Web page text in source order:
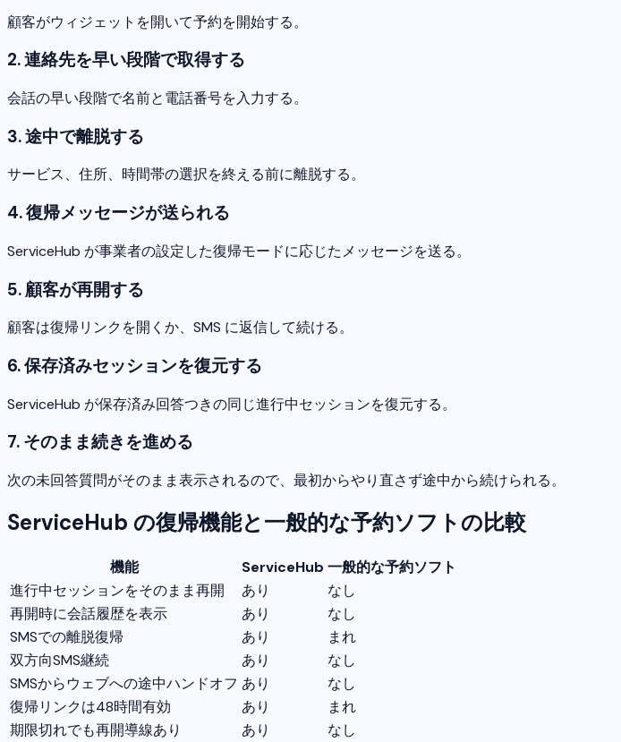
顧客がウィジェットを開いて予約を開始する。
2. 連絡先を早い段階で取得する
会話の早い段階で名前と電話番号を入力する。
3. 途中で離脱する
サービス、住所、時間帯の選択を終える前に離脱する。
4. 復帰メッセージが送られる
ServiceHub が事業者の設定した復帰モードに応じたメッセージを送る。
5. 顧客が再開する
顧客は復帰リンクを開くか、SMS に返信して続ける。
6. 保存済みセッションを復元する
ServiceHub が保存済み回答つきの同じ進行中セッションを復元する。
7. そのまま続きを進める
次の未回答質問がそのまま表示されるので、最初からやり直さず途中から続けられる。
ServiceHub の復帰機能と一般的な予約ソフトの比較
機能 ServiceHub 一般的な予約ソフト
進行中セッションをそのまま再開
あり
なし
再開時に会話履歴を表示
あり
なし
SMSでの離脱復帰
あり
まれ
双方向SMS継続
あり
なし
SMSからウェブへの途中ハンドオフ あり
なし
復帰リンクは48時間有効
あり
まれ
期限切れでも再開導線あり
あり
なし